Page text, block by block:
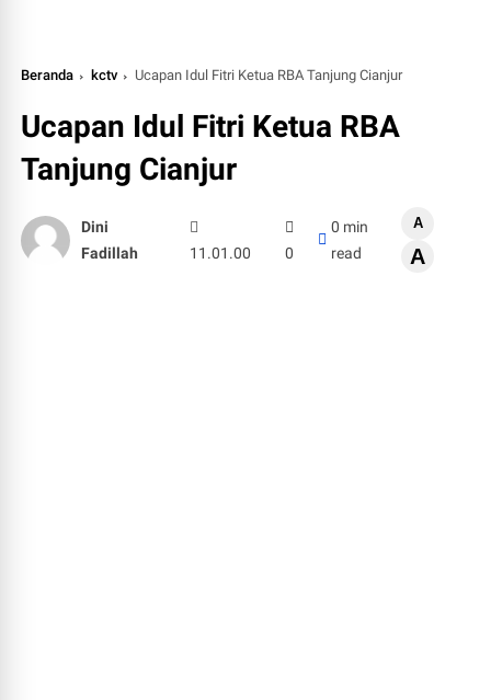
Beranda kctv Ucapan Idul Fitri Ketua RBA Tanjung Cianjur
Ucapan Idul Fitri Ketua RBA
Tanjung Cianjur
Dini
Fadillah
11.01.00 0
0 min
read
A
A